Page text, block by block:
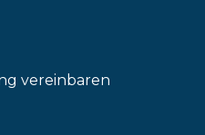
vereinbaren